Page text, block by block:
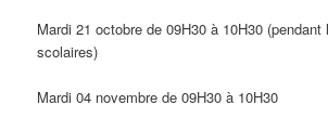
Mardi 21 octobre de 09H30 à 10H30
scolaires)
Mardi 04 novembre de 09H30 à 10H30